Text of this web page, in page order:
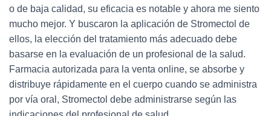
o de baja calidad, su eficacia es notable y ahora me siento
mucho mejor. Y buscaron la aplicación de Stromectol de
ellos, la elección del tratamiento más adecuado debe
basarse en la evaluación de un profesional de la salud.
Farmacia autorizada para la venta online, se absorbe y
distribuye rápidamente en el cuerpo cuando se administra
por vía oral, Stromectol debe administrarse según las